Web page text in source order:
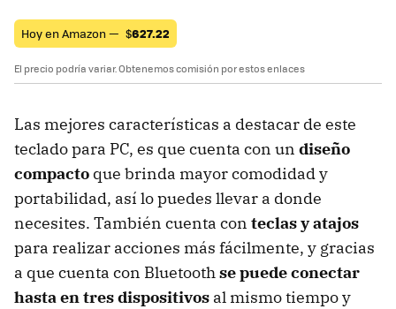
Hoy en Amazon — $627.22
El precio podría variar. Obtenemos comisión por estos enlaces
Las mejores características a destacar de este
teclado para PC, es que cuenta con un diseño
compacto que brinda mayor comodidad y
portabilidad, así lo puedes llevar a donde
necesites. También cuenta con teclas y atajos
para realizar acciones más fácilmente, y gracias
a que cuenta con Bluetoothse puede conectar
hasta en tres dispositivos al mismo tiempo y